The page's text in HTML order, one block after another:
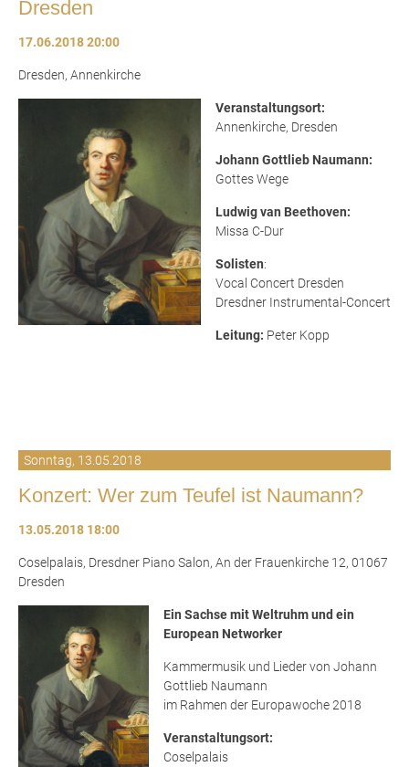
Dresden
17.06.2018 20:00
Dresden, Annenkirche
Veranstaltungsort:
Annenkirche, Dresden
Johann Gottlieb Naumann:
Gottes Wege
Ludwig van Beethoven:
Missa C-Dur
Solisten:
Vocal Concert Dresden
Dresdner Instrumental-Concert
Leitung: Peter Kopp
Sonntag, 13.05.2018
Konzert: Wer zum Teufel ist Naumann?
13.05.2018 18:00
Coselpalais, Dresdner Piano Salon, An der Frauenkirche 12, 01067
Dresden
Ein Sachse mit Weltruhm und ein
European Networker
Kammermusik und Lieder von Johann
Gottlieb Naumann
im Rahmen der Europawoche 2018
Veranstaltungsort:
Coselpalais